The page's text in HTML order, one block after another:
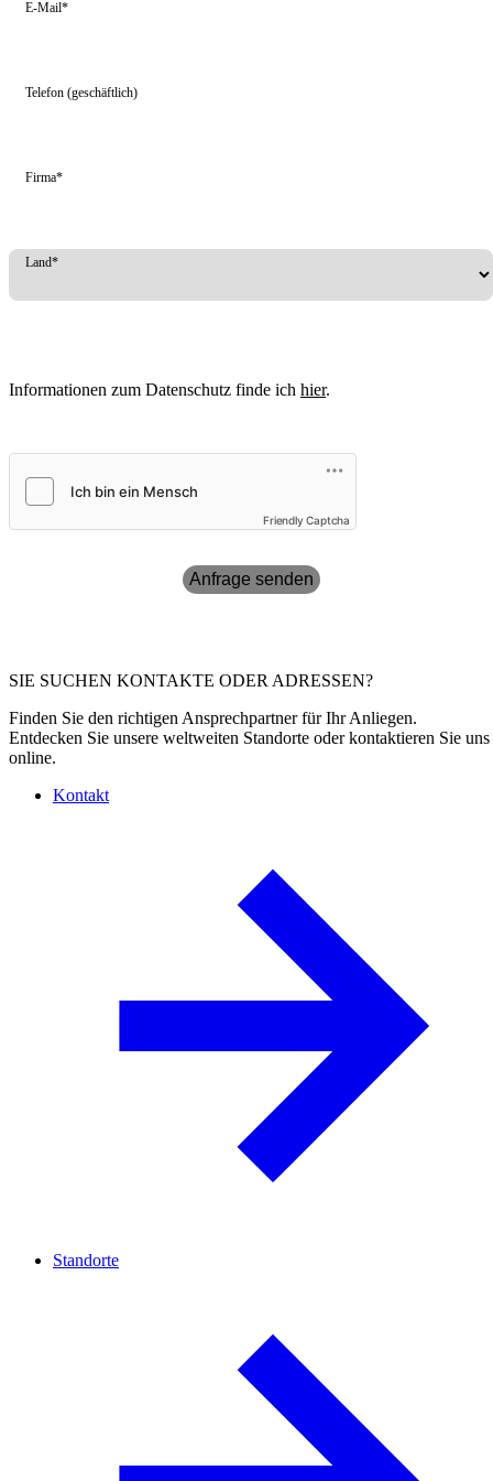
E-Mail*
Telefon (geschäftlich)
Firma*
Land*
Informationen zum Datenschutz finde ich hier.
Friendly Captcha
Anfrage senden
SIE SUCHEN KONTAKTE ODER ADRESSEN?
Finden Sie den richtigen Ansprechpartner für Ihr Anliegen.
Entdecken Sie unsere weltweiten Standorte oder kontaktieren Sie uns
online.
Kontakt
Standorte